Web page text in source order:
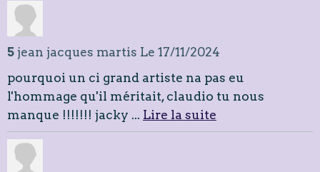
5 jean jacques martis Le 17/11/2024
pourquoi un ci grand artiste na pas eu
l'hommage qu'il méritait, claudio tu nous
manque !!!!!!! jacky ... Lire la suite